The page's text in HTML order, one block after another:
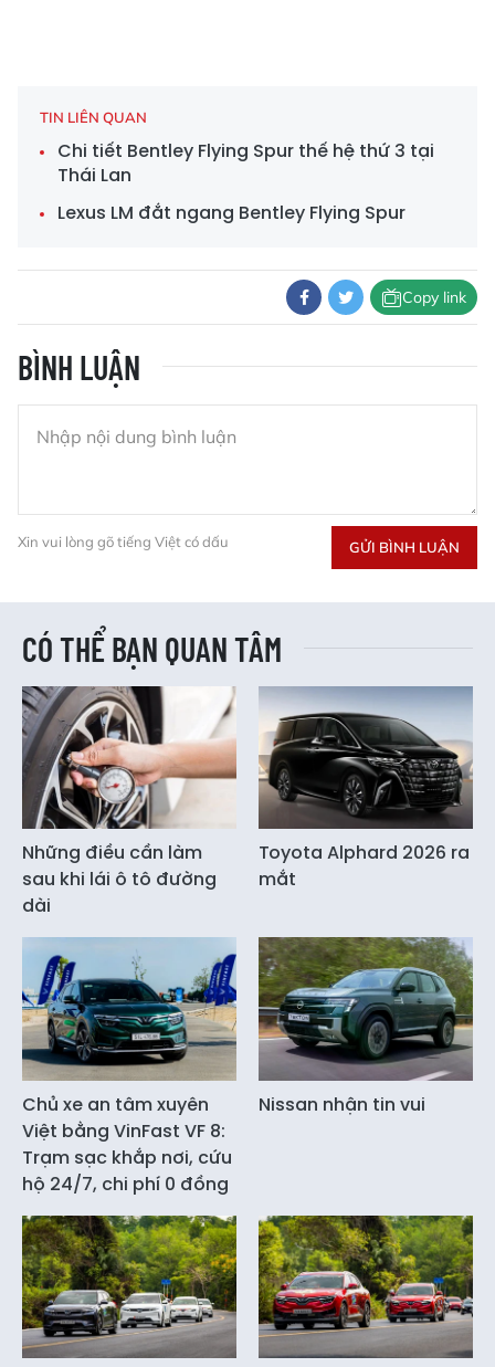
TIN LIÊN QUAN
Chi tiết Bentley Flying Spur thế hệ thứ 3 tại
Thái Lan
Lexus LM đắt ngang Bentley Flying Spur
Copy link
BÌNH LUẬN
Xin vui lòng gõ tiếng Việt có dấu GỬI BÌNH LUẬN
CÓ THỂ BẠN QUAN TÂM
Những điều cần làm
sau khi lái ô tô đường
dài
Toyota Alphard 2026 ra
mắt
Chủ xe an tâm xuyên
Việt bằng VinFast VF 8:
Trạm sạc khắp nơi, cứu
hộ 24/7, chi phí 0 đồng
Nissan nhận tin vui